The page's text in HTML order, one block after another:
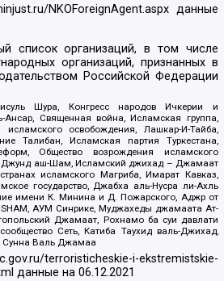
NKOForeignAgent.aspxданные
список организаций, в том числе
организаций, признанных в
Российской Федерации
Шура, Конгресс народов Ичкерии и
Ансар, Священная война, Исламская группа,
исламского освобождения, Лашкар-И-Тайба,
Талибан, Исламская партия Туркестана,
Общество возрождения исламского
Джунд аш-Шам, Исламский джихад – Джамаат
исламского Магриба, Имарат Кавказ,
государство, Джабха аль-Нусра ли-Ахль
имени К. Минина и Д. Пожарского, Аджр от
SHAM, АУМ Синрике, Муджахеды джамаата Ат-
Джамаат, Рохнамо ба суи давлати
Сеть, Катиба Таухид валь-Джихад,
Сунна Валь Джамаа
terroristicheskie-i-ekstremistskie-
данные на06.12.2021